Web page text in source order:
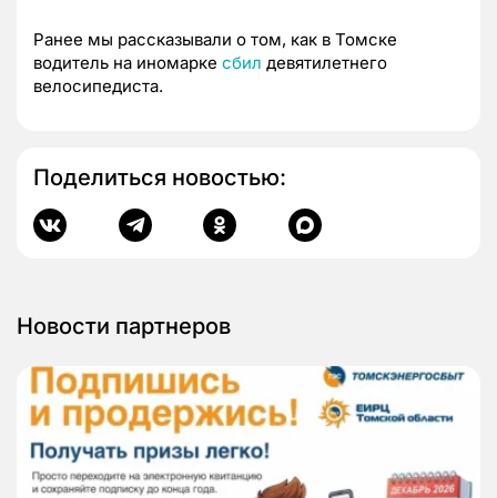
Ранее мы рассказывали о том, как в Томске
водитель на иномарке сбил девятилетнего
велосипедиста.
Поделиться новостью:
Новости партнеров